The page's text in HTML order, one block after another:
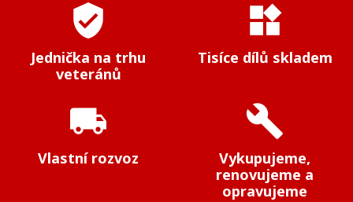
verified_user
Jednička na trhu
veteránů
widgets
Tisíce dílů skladem
local_shipping
Vlastní rozvoz
build
Vykupujeme,
renovujeme a
opravujeme